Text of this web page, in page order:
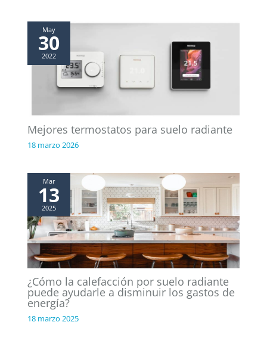
May
30
2022
Mejores termostatos para suelo radiante
18 marzo 2026
Mar
13
2025
¿Cómo la calefacción por suelo radiante
puede ayudarle a disminuir los gastos de
energía?
18 marzo 2025